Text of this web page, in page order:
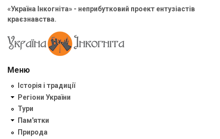
«Україна Інкогніта» - неприбутковий проект ентузіастів
краєзнавства.
Меню
Історія і традиції
Регіони України
Тури
Пам'ятки
Природа